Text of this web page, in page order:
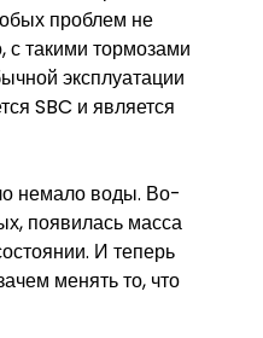
проблем не
с такими тормозами
эксплуатации
SBC и является
немало воды. Во-
появилась масса
И теперь
менять то, что